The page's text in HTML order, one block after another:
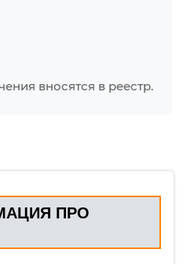
вносятся в реестр.
ПРО